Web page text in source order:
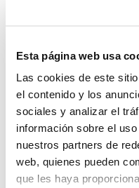
Esta página web usa
Las cookies de este
el contenido y los
sociales y analizar el
información sobre el
nuestros partners de
web, quienes pueden
que les haya
ser útil a las
es una fuente de
por ello que
accesible, de
placer y los
del deporte al
personas. A